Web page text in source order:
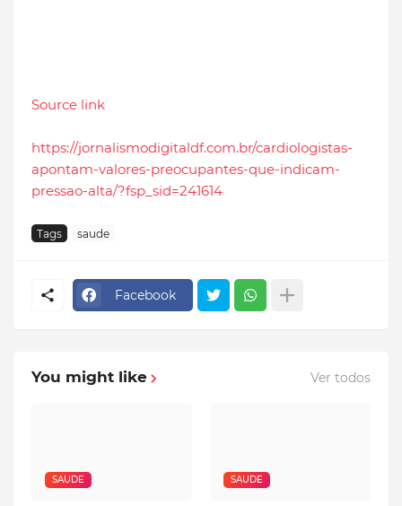
Source link
https://jornalismodigitaldf.com.br/cardiologistas-
apontam-valores-preocupantes-que-indicam-
pressao-alta/?fsp_sid=241614
Tags saude
Facebook
You might like Ver todos
SAUDE SAUDE